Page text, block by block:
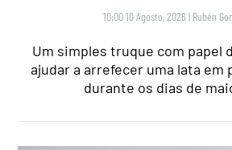
10:00 10 Agosto, 2026 | Rubén
Um simples truque com papel
ajudar a arrefecer uma lata em
durante os dias de